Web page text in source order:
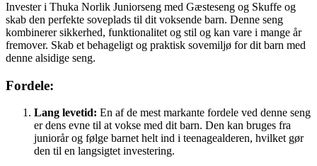
Invester i Thuka Norlik Juniorseng med Gæsteseng og Skuffe og
skab den perfekte soveplads til dit voksende barn. Denne seng
kombinerer sikkerhed, funktionalitet og stil og kan vare i mange år
fremover. Skab et behageligt og praktisk sovemiljø for dit barn med
denne alsidige seng.
Fordele:
Lang levetid: En af de mest markante fordele ved denne seng
er dens evne til at vokse med dit barn. Den kan bruges fra
juniorår og følge barnet helt ind i teenagealderen, hvilket gør
den til en langsigtet investering.